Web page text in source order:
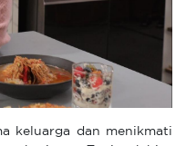
keluarga dan menikmati